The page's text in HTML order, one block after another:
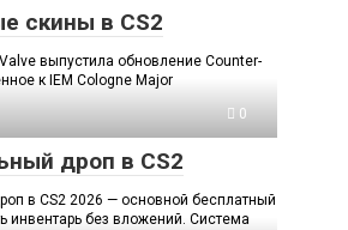
скины в CS2
выпустила обновление Counter-
к IEM Cologne Major
0
дроп в CS2
в CS2 2026 — основной бесплатный
инвентарь без вложений. Система